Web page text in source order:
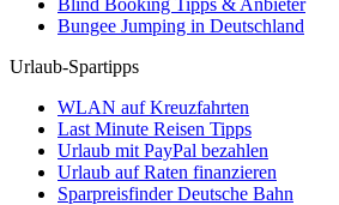
Blind Booking Tipps & Anbieter
Bungee Jumping in Deutschland
Urlaub-Spartipps
WLAN auf Kreuzfahrten
Last Minute Reisen Tipps
Urlaub mit PayPal bezahlen
Urlaub auf Raten finanzieren
Sparpreisfinder Deutsche Bahn